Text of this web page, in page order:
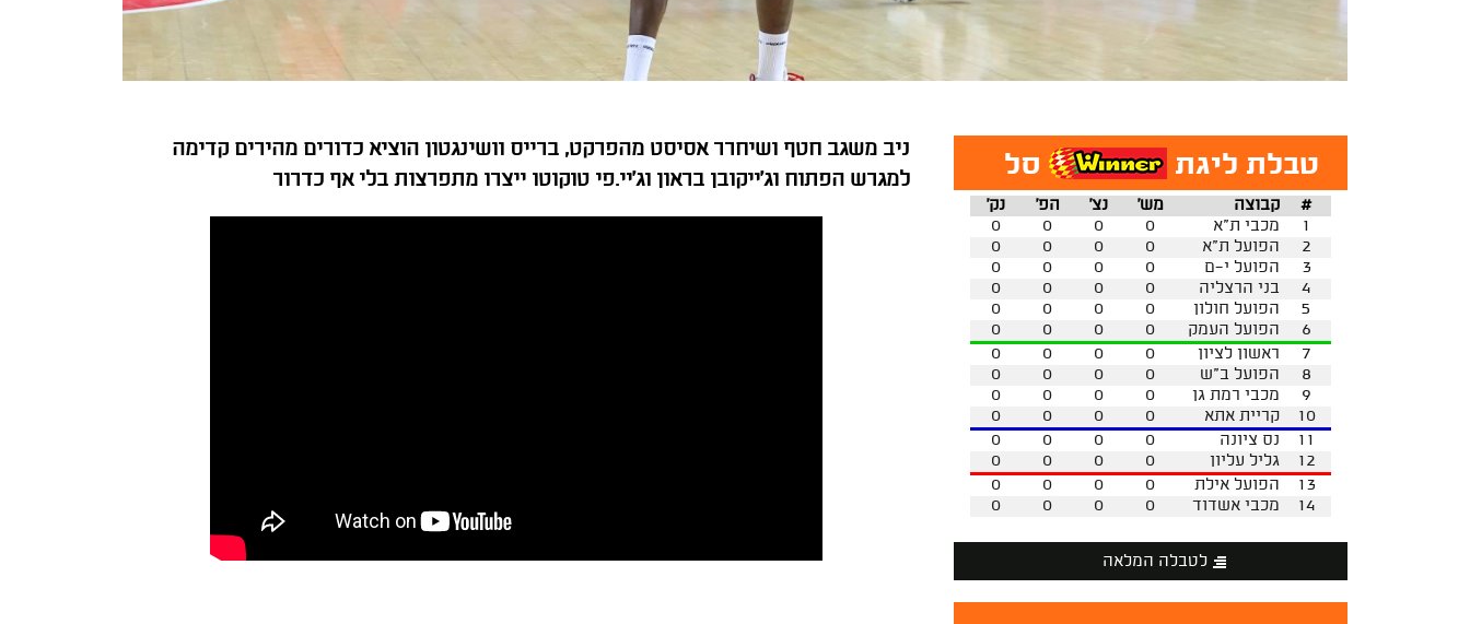
ניב משגב חטף ושיחרר אסיסט מהפרקט, ברייס וושינגטון הוציא כדורים מהירים קדימה
למגרש הפתוח וג'ייקובן בראון וג'יי.פי טוקוטו ייצרו מתפרצות בלי אף כדרור
טבלת ליגת סל
נק' הפ' נצ' מש' קבוצה
#
0
0 0 0 מכבי ת"א
1
0
0 0 0 הפועל ת"א
2
0
0 0 0 הפועל י-ם
3
0
0 0 0 בני הרצליה
4
0
0 0 0 הפועל חולון
5
0
0 0 0 הפועל העמק
6
0
0 0 0 ראשון לציון
7
0
0 0 0 הפועל ב"ש
8
0
0 0 0 מכבי רמת גן
9
0
0 0 0 קריית אתא
10
0
0 0 0 נס ציונה
11
0
0 0 0 גליל עליון
12
0
0 0 0 הפועל אילת
13
0
0 0 0 מכבי אשדוד 14
לטבלה המלאה